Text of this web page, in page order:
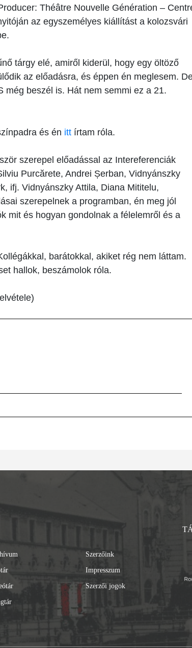
Théâtre Nouvelle Génération –
az egyszemélyes kiállítást a kolozsvári
tárgy elé, amiről kiderül, hogy egy öltöző
az előadásra, és éppen én meglesem.
még beszél is. Hát nem semmi ez a 21.
és én itt írtam róla.
szerepel előadással az Intereferenciák
Purcărete, Andrei Șerban, Vidnyánszky
ifj. Vidnyánszky Attila, Diana Mititelu,
szerepelnek a programban, én meg jól
mit és hogyan gondolnak a félelemről és a
barátokkal, akiket rég nem láttam.
hallok, beszámolok róla.
Szerzőink
Impresszum
Szerzői jogok